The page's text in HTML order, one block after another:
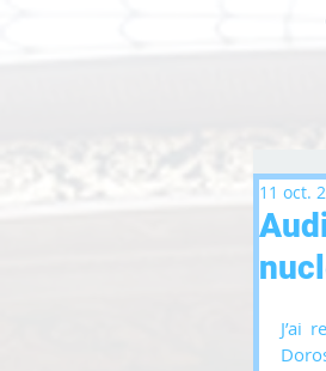
11 oct.
J’ai